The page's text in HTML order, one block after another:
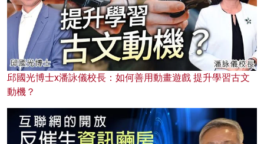
邱國光博士x潘詠儀校長：如何善用動畫遊戲 提升學習古文
動機？